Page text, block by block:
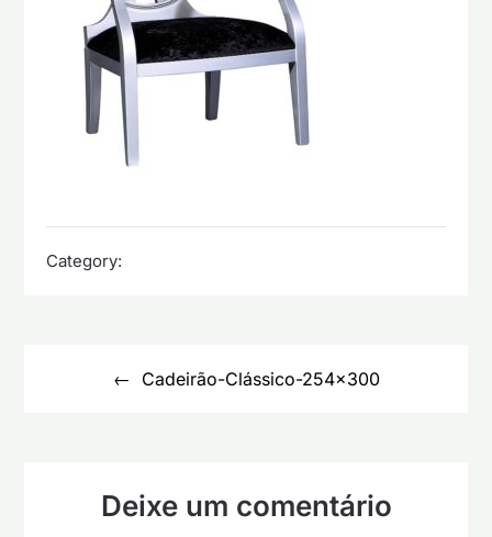
Category:
Cadeirão-Clássico-254×300
Deixe um comentário